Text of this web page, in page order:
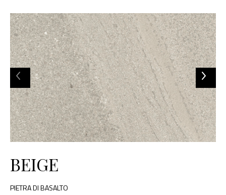
BEIGE
PIETRA DI BASALTO